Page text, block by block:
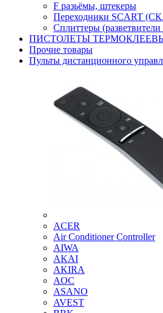
F разьёмы, штекеры
Переходники SCART
Сплиттеры
ПИСТОЛЕТЫ
Прочие товары
Пульты дистанционного
ACER
Air Conditioner Controller
AIWA
AKAI
AKIRA
AOC
ASANO
AVEST